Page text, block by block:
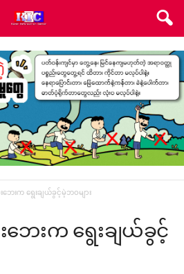
ေးက ရွေးချယ်ခွင့်မဲ့ဘဝများ
ေးက ရွေးချယ်ခွင့်